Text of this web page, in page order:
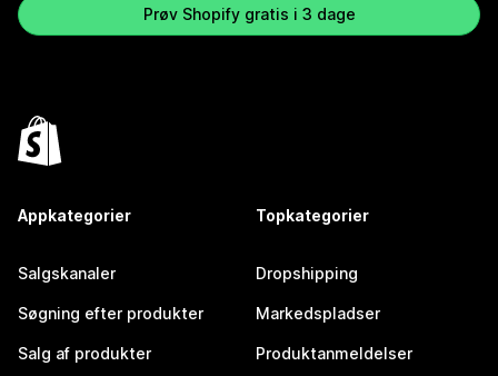
Prøv Shopify gratis i 3 dage
Appkategorier
Salgskanaler
Søgning efter produkter
Salg af produkter
Topkategorier
Dropshipping
Markedspladser
Produktanmeldelser